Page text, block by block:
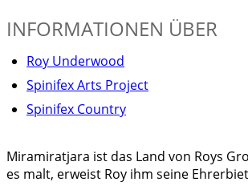
INFORMATIONEN ÜBER
Roy Underwood
Spinifex Arts Project
Spinifex Country
Miramiratjara ist das Land von Roys
es malt, erweist Roy ihm seine